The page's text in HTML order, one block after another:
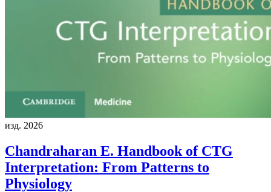
изд. 2026
Chandraharan E. Handbook of CTG
Interpretation: From Patterns to
Physiology